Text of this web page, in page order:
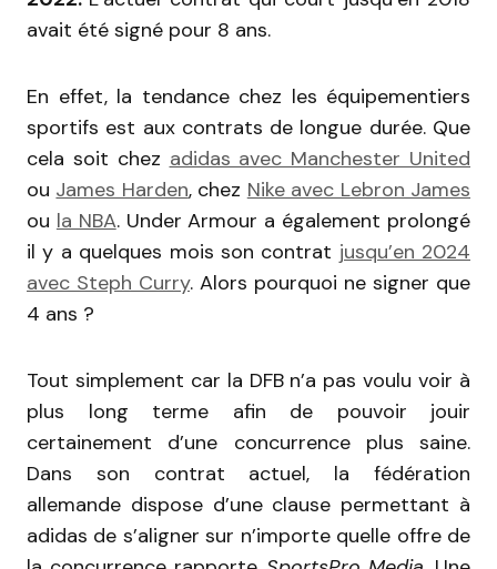
avait été signé pour 8 ans.
En effet, la tendance chez les équipementiers
sportifs est aux contrats de longue durée. Que
cela soit chez adidas avec Manchester United
ou James Harden, chez Nike avec Lebron James
ou la NBA. Under Armour a également prolongé
il y a quelques mois son contrat jusqu’en 2024
avec Steph Curry. Alors pourquoi ne signer que
4 ans ?
Tout simplement car la DFB n’a pas voulu voir à
plus long terme afin de pouvoir jouir
certainement d’une concurrence plus saine.
Dans son contrat actuel, la fédération
allemande dispose d’une clause permettant à
adidas de s’aligner sur n’importe quelle offre de